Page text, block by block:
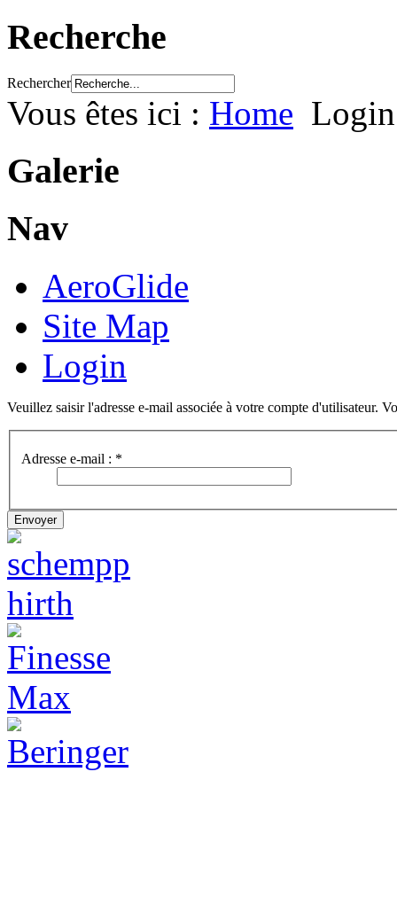
Recherche
Rechercher
Vous êtes ici : Home Login
Galerie
Nav
AeroGlide
Site Map
Login
Veuillez saisir l'adresse e-mail associée à votre compte d'utilisateur.
Adresse e-mail : *
Envoyer